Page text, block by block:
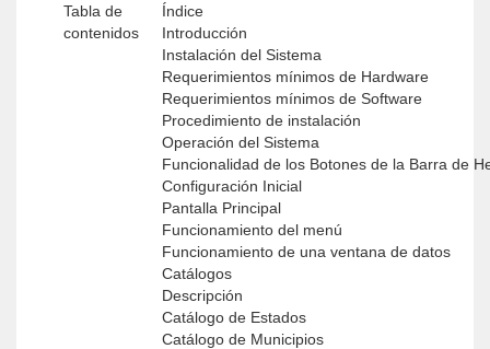
Tabla de
contenidos
Índice
Introducción
Instalación del Sistema
Requerimientos mínimos de Hardware
Requerimientos mínimos de Software
Procedimiento de instalación
Operación del Sistema
Funcionalidad de los Botones de la Barra de
Configuración Inicial
Pantalla Principal
Funcionamiento del menú
Funcionamiento de una ventana de datos
Catálogos
Descripción
Catálogo de Estados
Catálogo de Municipios